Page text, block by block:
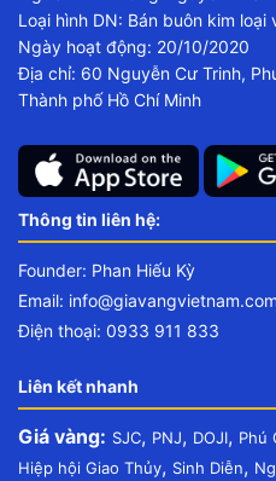
Loại hình DN: Bán buôn kim loại
Ngày hoạt động: 20/10/2020
Địa chỉ: 60 Nguyễn Cư Trinh,
Thành phố Hồ Chí Minh
Thông tin liên hệ:
Founder: Phan Hiếu Kỳ
Email: info@giavangvietnam.com
Điện thoại: 0933 911 833
Liên kết nhanh
Giá vàng: SJC, PNJ, DOJI, Phú
Hiệp hội Giao Thủy, Sinh Diễn,